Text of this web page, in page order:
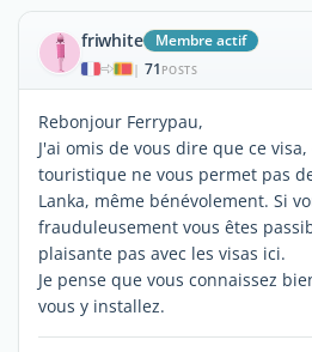
friwhite Membre actif
| 71 POSTS
Rebonjour Ferrypau,
J'ai omis de vous dire que ce
touristique ne vous permet pas
Lanka, même bénévolement. Si
frauduleusement vous êtes
plaisante pas avec les visas ici.
Je pense que vous connaissez
vous y installez.